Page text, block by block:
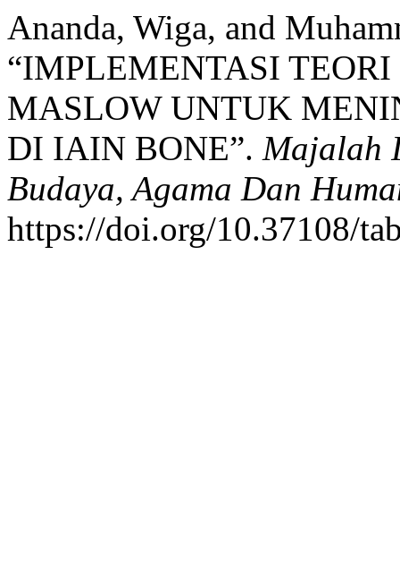
Ananda, Wiga, and
“IMPLEMENTASI
MASLOW UNTUK
DI IAIN BONE”. Majalah
Budaya, Agama Dan
https://doi.org/10.37108/